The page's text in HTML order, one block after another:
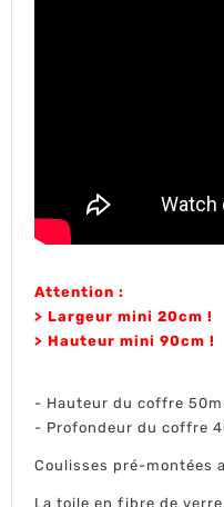
Attention :
> Largeur mini 20cm !
> Hauteur mini 90cm !
- Hauteur du coffre
- Profondeur du coffre
Coulisses pré-montées
La toile en fibre de